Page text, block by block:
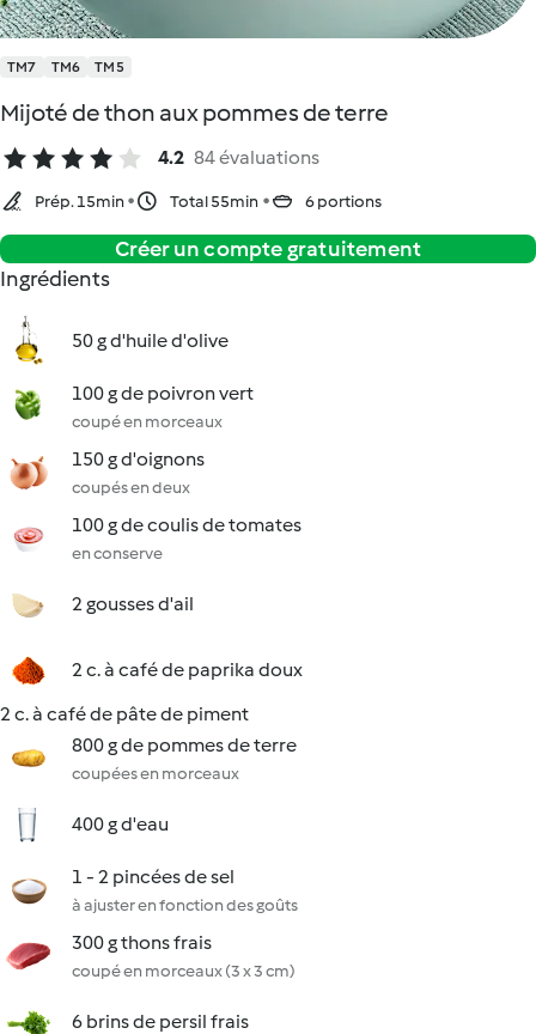
TM7 TM6 TM5
Mijoté de thon aux pommes de terre
4.2 84 évaluations
Prép. 15min Total 55min 6 portions
Créer un compte gratuitement
Ingrédients
50 g d'huile d'olive
100 g de poivron vert
coupé en morceaux
150 g d'oignons
coupés en deux
100 g de coulis de tomates
en conserve
2 gousses d'ail
2 c. à café de paprika doux
2 c. à café de pâte de piment
800 g de pommes de terre
coupées en morceaux
400 g d'eau
1 - 2 pincées de sel
à ajuster en fonction des goûts
300 g thons frais
coupé en morceaux (3 x 3 cm)
6 brins de persil frais